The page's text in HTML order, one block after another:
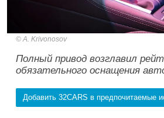
A. Krivonosov
Полный привод возглавил
обязательного оснащения
Добавить 32CARS в предпочитаемые